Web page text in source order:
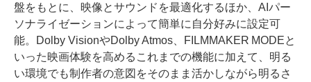
盤をもとに、映像とサウンドを最適化するほか、AIパー
ソナライゼーションによって簡単に自分好みに設定可
能。Dolby VisionやDolby Atmos、FILMMAKER MODEと
いった映画体験を高めるこれまでの機能に加えて、明る
い環境でも制作者の意図をそのまま活かしながら明るさ